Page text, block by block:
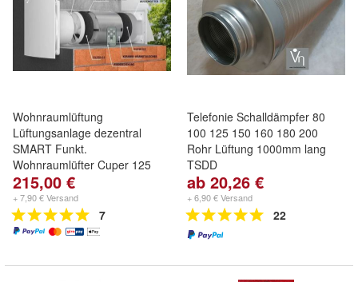
Wohnraumlüftung
Lüftungsanlage dezentral
SMART Funkt.
Wohnraumlüfter Cuper 125
215,00 €
+ 7,90 € Versand
7
Telefonie Schalldämpfer 80
100 125 150 160 180 200
Rohr Lüftung 1000mm lang
TSDD
ab 20,26 €
+ 6,90 € Versand
22